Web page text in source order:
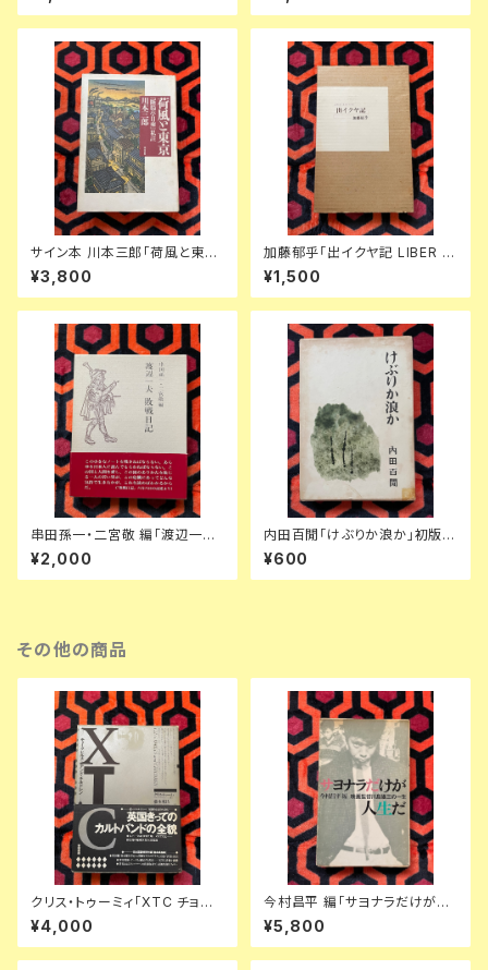
中野良子
サイン本 川本三郎「荷風と東京
『断腸亭日乗』私註」初版 都市出
版 東京人
¥3,800
加藤郁乎「出イクヤ記 LIBER E
XICVIAE」初版 函入り 挿絵:齋
藤和雄 天眼社 俳句集
¥1,500
串田孫一・二宮敬 編「渡辺一
夫 敗戦日記」 初版 函入り 帯
付き 装幀:串田孫一 博文館新社
¥2,000
内田百閒「けぶりか浪か」初版
函入り 装幀:内田克已 新潮社
¥600
その他の商品
クリス・トゥーミィ「XTC チョー
クヒルズ アンド チルドレン」初
版 帯付き 新宿書房 おまけ付き
アンディ・パートリッジ
¥4,000
今村昌平 編「サヨナラだけが人
生だ 映画監督川島雄三の一生」
初版 ノーベル書房 フランキー堺
若尾文子
¥5,800